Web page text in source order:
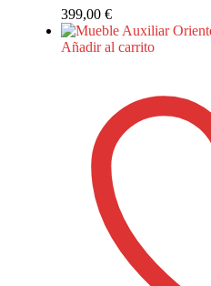
399,00€
Añadir al carrito